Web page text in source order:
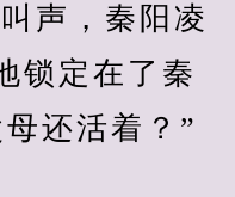
，秦阳凌
锁定在了秦
还活着？”